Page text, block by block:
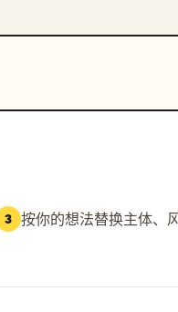
3 按你的想法替换主体、